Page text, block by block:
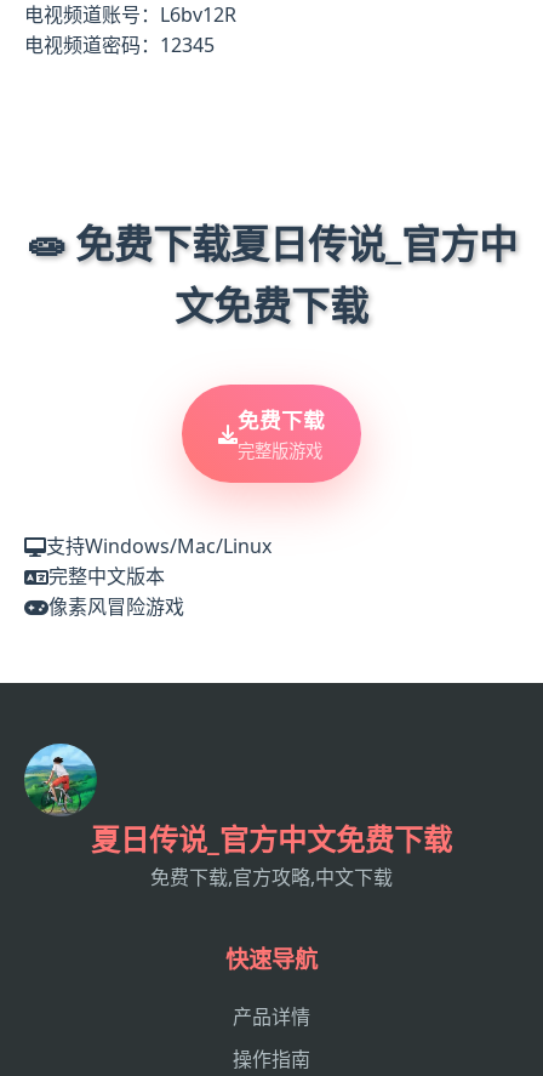
电视频道账号：L6bv12R
电视频道密码：12345
🧫 免费下载夏日传说_官方中
文免费下载
免费下载
完整版游戏
支持Windows/Mac/Linux
完整中文版本
像素风冒险游戏
夏日传说_官方中文免费下载
免费下载,官方攻略,中文下载
快速导航
产品详情
操作指南